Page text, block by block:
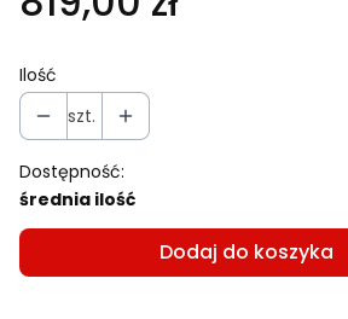
Ilość
szt.
Dostępność:
średnia ilość
Dodaj do koszyka